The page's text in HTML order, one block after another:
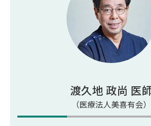
早めの受診が命を救う｜迷ったと
熱中症の後遺症が残りやすい人の
一度熱中症になると再発リス
熱中症の後遺症は治る？治療と
渡久地 政尚 医
（医療法人美喜有会）